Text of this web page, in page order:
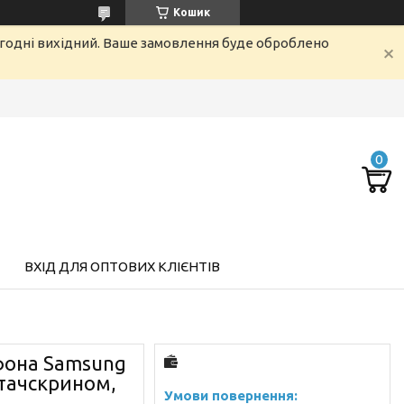
Кошик
вихідний. Ваше замовлення буде оброблено
ВХІД ДЛЯ ОПТОВИХ КЛІЄНТІВ
Samsung